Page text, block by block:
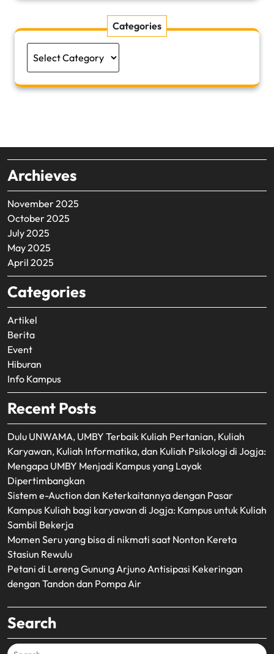
Categories
Archieves
November 2025
October 2025
July 2025
May 2025
April 2025
Categories
Artikel
Berita
Event
Hiburan
Info Kampus
Recent Posts
Dulu UNWAMA, UMBY Terbaik Kuliah Pertanian, Kuliah
Karyawan, Kuliah Informatika, dan Kuliah Psikologi di Jogja:
Mengapa UMBY Menjadi Kampus yang Layak
Dipertimbangkan
Sistem e-Auction dan Keterkaitannya dengan Pasar
Kampus Kuliah bagi karyawan di Jogja: Kampus untuk Kuliah
Sambil Bekerja
Momen Seru yang bisa di nikmati saat Nonton Kereta
Stasiun Rewulu
Petani di Lereng Gunung Arjuno Antisipasi Kekeringan
dengan Tandon dan Pompa Air
Search